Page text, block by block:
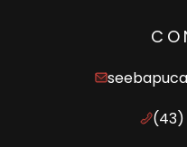
(43)